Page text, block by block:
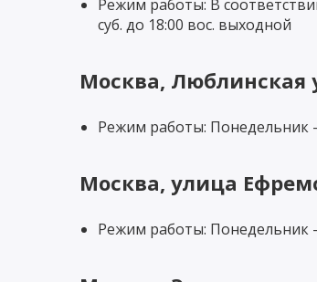
Режим работы: В
суб. до 18:00 вос. выходной
Москва, Люблинская
Режим работы: Понедельник
Москва, улица
Режим работы: Понедельник